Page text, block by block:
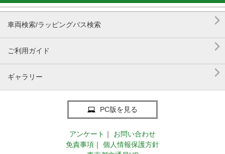
車両検索/ラッピングバス検索 
ご利用ガイド 
ギャラリー 
PC版を見る
アンケート ｜
お問い合わせ
免責事項 ｜
個人情報保護方針